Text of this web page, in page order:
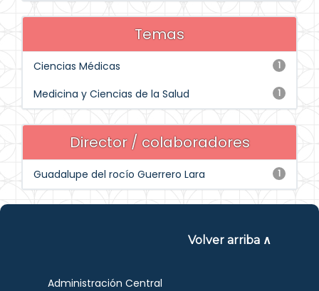
Temas
1
Ciencias Médicas
1
Medicina y Ciencias de la Salud
Director / colaboradores
1
Guadalupe del rocío Guerrero Lara
Volver arriba ∧
Administración Central